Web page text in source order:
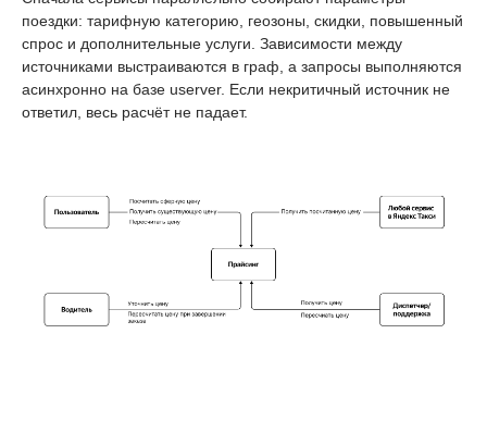
поездки: тарифную категорию, геозоны, скидки, повышенный
спрос и дополнительные услуги. Зависимости между
источниками выстраиваются в граф, а запросы выполняются
асинхронно на базе userver. Если некритичный источник не
ответил, весь расчёт не падает.